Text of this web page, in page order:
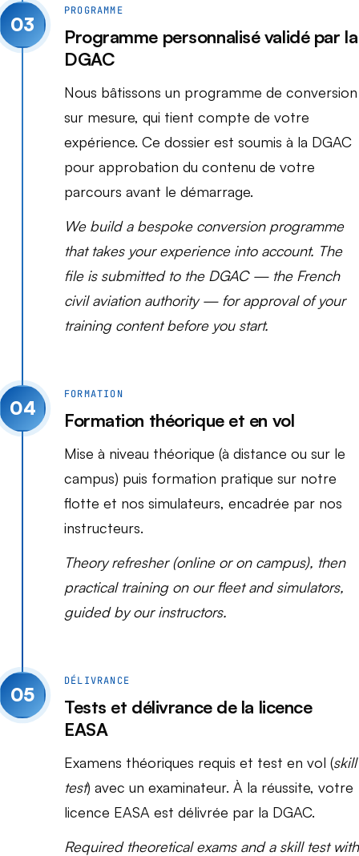
03
PROGRAMME
Programme personnalisé validé par la
DGAC
Nous bâtissons un programme de conversion
sur mesure, qui tient compte de votre
expérience. Ce dossier est soumis à la DGAC
pour approbation du contenu de votre
parcours avant le démarrage.
We build a bespoke conversion programme
that takes your experience into account. The
file is submitted to the DGAC — the French
civil aviation authority — for approval of your
training content before you start.
04
FORMATION
Formation théorique et en vol
Mise à niveau théorique (à distance ou sur le
campus) puis formation pratique sur notre
flotte et nos simulateurs, encadrée par nos
instructeurs.
Theory refresher (online or on campus), then
practical training on our fleet and simulators,
guided by our instructors.
05
DÉLIVRANCE
Tests et délivrance de la licence
EASA
Examens théoriques requis et test en vol (skill
test) avec un examinateur. À la réussite, votre
licence EASA est délivrée par la DGAC.
Required theoretical exams and a skill test with